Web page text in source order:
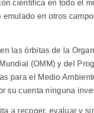
científica en todo el
emulado en otros
las órbitas de la
(OMM) y del
para el Medio
su cuenta ninguna
a recoger, evaluar y